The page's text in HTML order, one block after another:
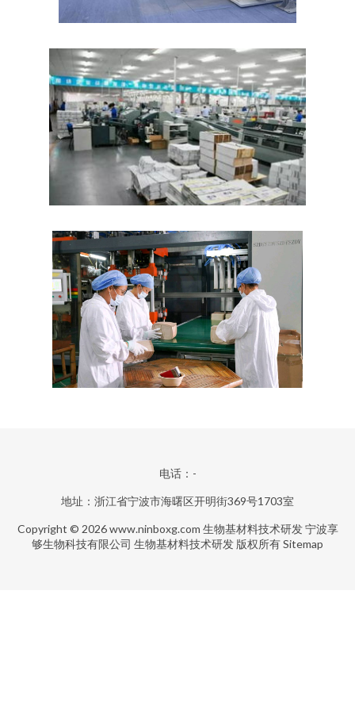
电话：-
地址：浙江省宁波市海曙区开明街369号1703室
Copyright © 2026www.ninboxg.com 生物基材料技术研发 宁波享
够生物科技有限公司 生物基材料技术研发 版权所有Sitemap